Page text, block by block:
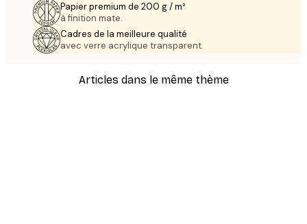
Papier premium de 200 g / m²
à finition mate.
Cadres de la meilleure qualité
avec verre acrylique transparent.
Articles dans le même thème